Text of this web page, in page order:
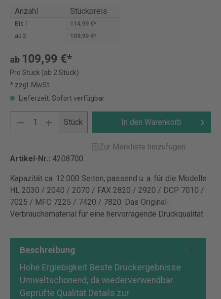
Anzahl Stückpreis
Bis 1
114,99 €*
ab 2 109,99 €*
ab 109,99 €*
Pro Stück (ab 2 Stück)
* zzgl. MwSt.
Lieferzeit: Sofort verfügbar
Stück In den Warenkorb
Zur Merkliste hinzufügen
Artikel-Nr.: 4208700
Kapazität ca. 12.000 Seiten, passend u. a. für die Modelle
HL 2030 / 2040 / 2070 / FAX 2820 / 2920 / DCP 7010 /
7025 / MFC 7225 / 7420 / 7820. Das Original-
Verbrauchsmaterial für eine hervorragende Druckqualität.
Beschreibung
Hohe Ergiebigkeit Beste Druckergebnisse
Umweltschonend, da wiederverwendbar
Geprüfte Qualität Details zur